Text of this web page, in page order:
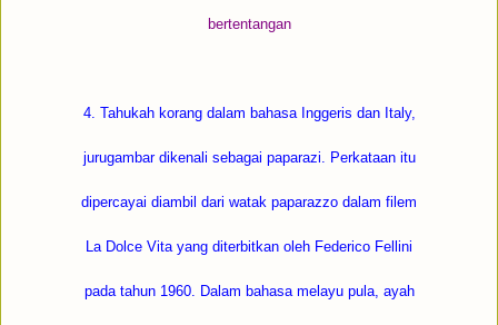
bertentangan
4. Tahukah korang dalam bahasa Inggeris dan Italy,
jurugambar dikenali sebagai paparazi. Perkataan itu
dipercayai diambil dari watak paparazzo dalam filem
La Dolce Vita yang diterbitkan oleh Federico Fellini
pada tahun 1960. Dalam bahasa melayu pula, ayah